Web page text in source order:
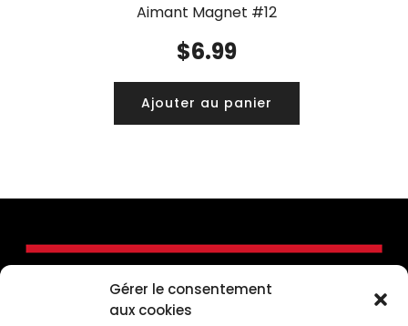
Gérer le consentement
aux cookies
Aimant Magnet #12
$6.99
Ajouter au panier